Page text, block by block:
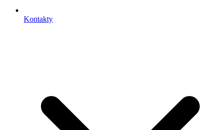
Kontakty